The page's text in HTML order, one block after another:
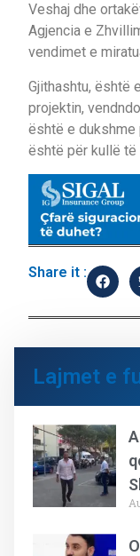
Veshaj dhe
Agjencia e
vendimet e
Gjithashtu, është
projektin,
është e
është për kullë të
Share it :
Lajmet e